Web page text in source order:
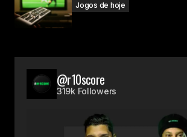
Jogos de hoje
@r10score
319k Followers